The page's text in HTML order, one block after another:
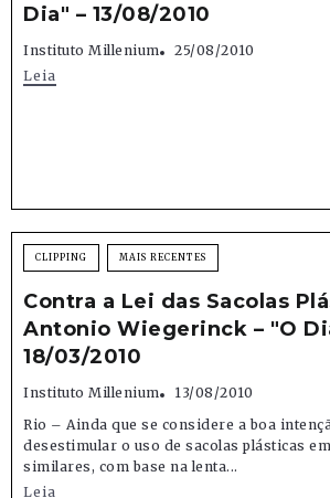
Dia" – 13/08/2010
Instituto Millenium
25/08/2010
Leia
CLIPPING MAIS RECENTES
Contra a Lei das Sacolas
Antonio Wiegerinck – "O
18/03/2010
Instituto Millenium
13/08/2010
Rio – Ainda que se considere a boa
desestimular o uso de sacolas plásticas
similares, com base na lenta...
Leia